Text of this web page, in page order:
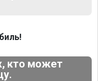
кто может